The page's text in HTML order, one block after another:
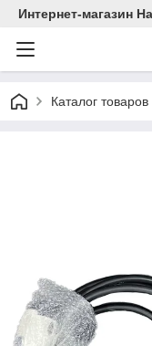
Интернет-магазин
Каталог товаров